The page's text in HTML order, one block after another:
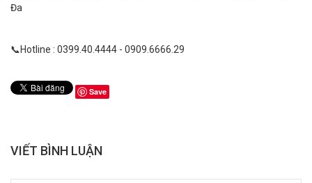
Đa
📞Hotline : 0399.40.4444 - 0909.6666.29
Save
VIẾT BÌNH LUẬN